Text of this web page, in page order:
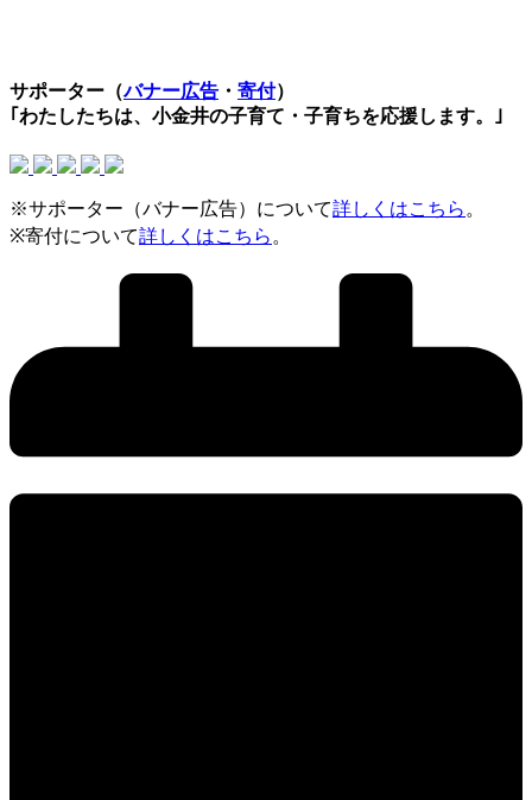
サポーター（バナー広告 ・ 寄付）
｢わたしたちは、小金井の子育て・子育ちを応援します。｣
※サポーター（バナー広告）について詳しくはこちら 。
※寄付について詳しくはこちら 。